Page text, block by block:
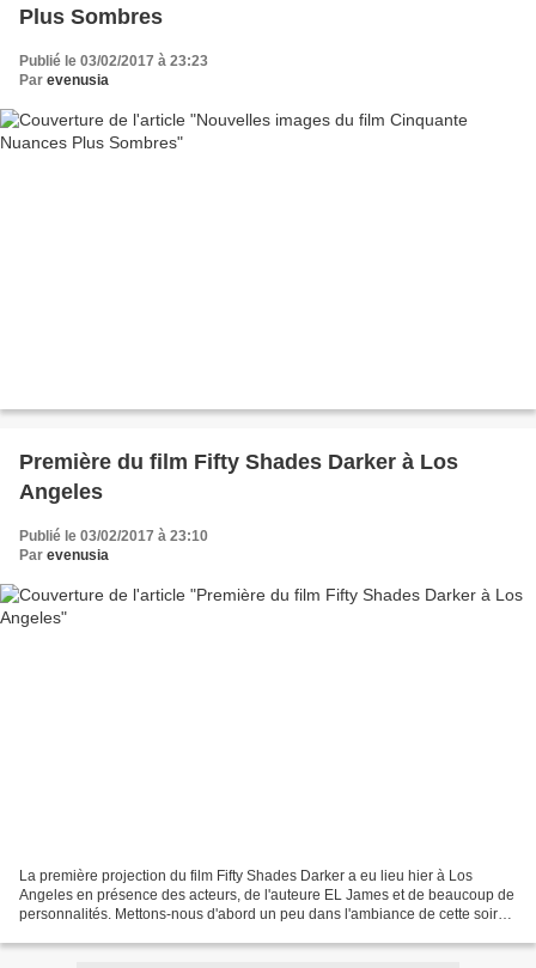
Plus Sombres
Publié le 03/02/2017 à 23:23
Par evenusia
Première du film Fifty Shades Darker à Los
Angeles
Publié le 03/02/2017 à 23:10
Par evenusia
La première projection du film Fifty Shades Darker a eu lieu hier à Los
Angeles en présence des acteurs, de l'auteure EL James et de beaucoup de
personnalités. Mettons-nous d'abord un peu dans l'ambiance de cette soirée